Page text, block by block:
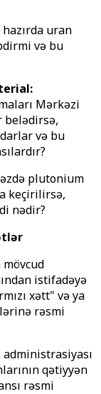
uran
və bu
Mərkəzi
və bu
plutonium
keçirilirsə,
nədir?
istifadəyə
xətt" və ya
rəsmi
administrasiyası
qətiyyən
rəsmi